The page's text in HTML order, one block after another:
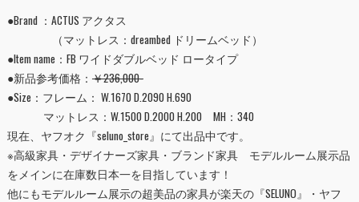
●Brand ：ACTUS アクタス
（マットレス：dreambed ドリームベッド）
●Item name：FB ワイドダブルベッド ロータイプ
●新品参考価格： ￥236,000-
●Size：フレーム： W.1670 D.2090 H.690
マットレス：W.1500 D.2000 H.200 MH：340
現在、ヤフオク『seluno_store』にて出品中です。
※高級家具・デザイナーズ家具・ブランド家具 モデルルーム展示品
をメインに在庫数日本一を目指しています！
他にもモデルルーム展示の超美品の家具が楽天の『SELUNO』・ヤフ